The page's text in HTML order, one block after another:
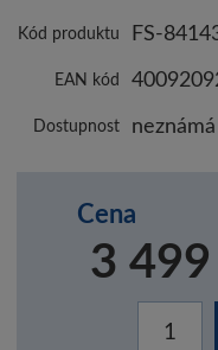
Kód produktu FS-
EAN kód
Dostupnost
Cena
3